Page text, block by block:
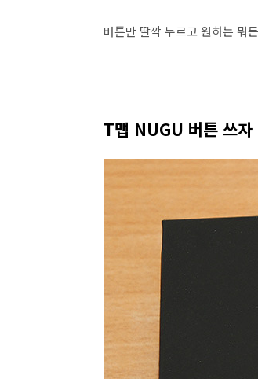
버튼만 딸깍 누르고 원하는 뭐
T맵 NUGU 버튼 쓰